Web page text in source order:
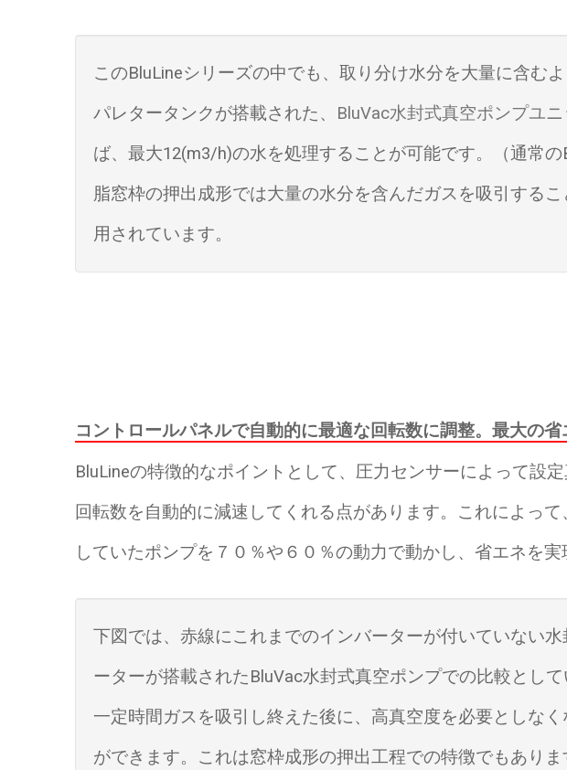
このBluLineシリーズの中でも、取り分け水分を大量に含む
パレタータンクが搭載された、 BluVac水封式真空ポンプユニ
ば、最大12(m3/h)の水を処理することが可能です。（通常
脂窓枠の押出成形では大量の水分を含んだガスを吸引する
用されています。
コントロールパネルで自動的に最適な回転数に調整。最大の省
BluLineの特徴的なポイントとして、圧力センサーによって設
回転数を自動的に減速してくれる点があります。これによっ
していたポンプを７０％や６０％の動力で動かし、省エネを実
下図では、赤線にこれまでのインバーターが付いていない
ーターが搭載されたBluVac水封式真空ポンプでの比較とし
一定時間ガスを吸引し終えた後に、高真空度を必要としな
ができます。これは窓枠成形の押出工程での特徴でもあり